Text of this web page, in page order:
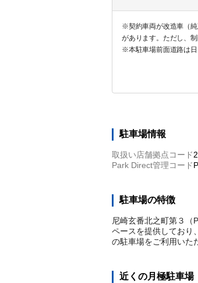
※契約車両が改造車（
があります。ただし、
※本駐車場前面道路は
の申請から許可が下り
駐車場情報
取扱い店舗拠点コード
Park Direct管理コード
駐車場の特徴
尼崎玄番北之町第３（
ペースを提供しており
の駐車場をご利用いた
近くの月極駐車場